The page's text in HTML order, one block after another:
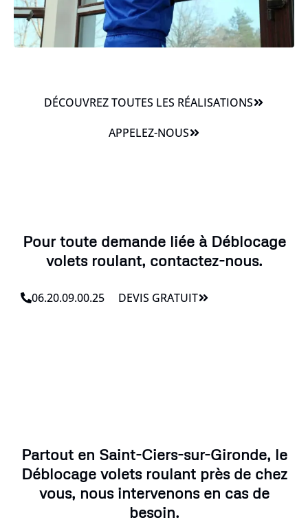
DÉCOUVREZ TOUTES LES RÉALISATIONS
APPELEZ-NOUS
Pour toute demande liée à Déblocage
volets roulant, contactez-nous.
06.20.09.00.25 DEVIS GRATUIT
Partout en Saint-Ciers-sur-Gironde, le
Déblocage volets roulant près de chez
vous, nous intervenons en cas de
besoin.